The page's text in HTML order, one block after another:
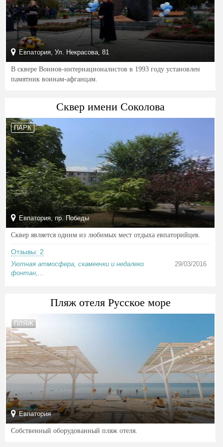
Евпатория, Ул. Некрасова, 81
В сквере Воинов-интернационалистов в 1993 году установлен
памятник воинам-афганцам.
Сквер имени Соколова
ПАРК
Евпатория, пр. Победы
Сквер является одним из любимых мест отдыха евпаторийцев.
Отзывы: 2
Уютная атмосфера, скамеечки и недалеко
фонтан,...
29/03/2016
Пляж отеля Русское море
ПЛЯЖ
Евпатория
Собственный оборудованный пляж отеля.